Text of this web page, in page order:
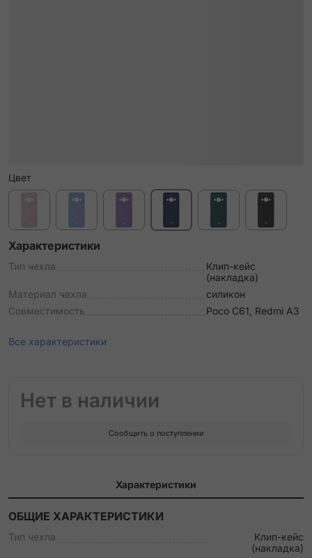
Цвет
Характеристики
Тип чехла
Клип-кейс
(накладка)
Материал чехла
силикон
Совместимость
Poco C61, Redmi A3
Все характеристики
Нет в наличии
Сообщить о поступлении
Характеристики
ОБЩИЕ ХАРАКТЕРИСТИКИ
Тип чехла
Клип-кейс
(накладка)